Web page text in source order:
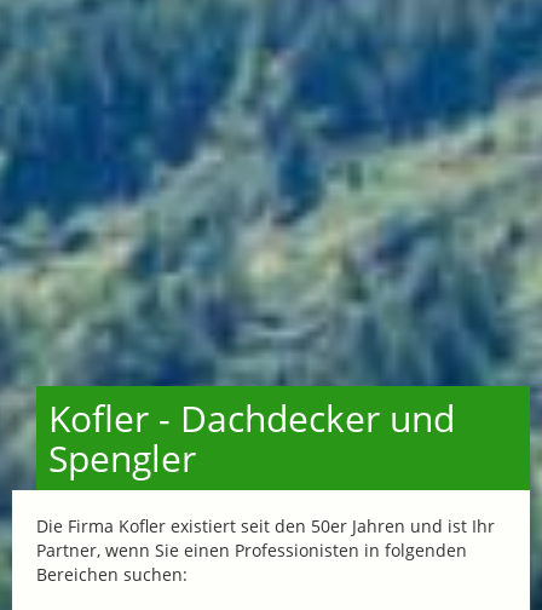
Kofler - Dachdecker und
Spengler
Die Firma Kofler existiert seit den 50er Jahren und ist Ihr
Partner, wenn Sie einen Professionisten in folgenden
Bereichen suchen: